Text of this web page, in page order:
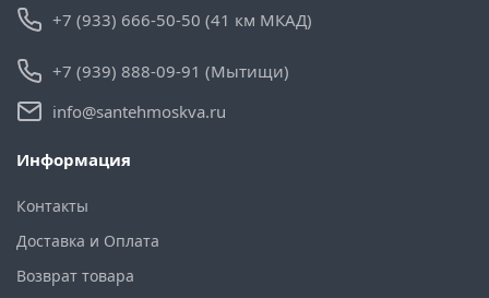
+7 (933) 666-50-50 (41 км МКАД)
+7 (939) 888-09-91 (Мытищи)
info@santehmoskva.ru
Информация
Контакты
Доставка и Оплата
Возврат товара